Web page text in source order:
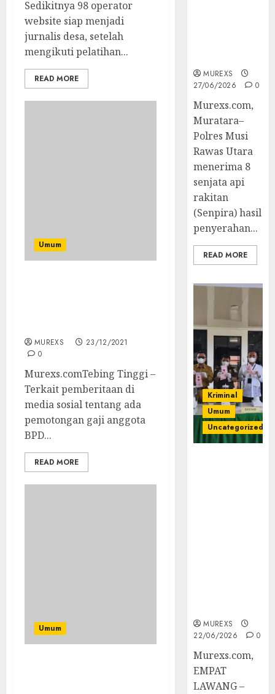
Sedikitnya 98 operator
website siap menjadi
jurnalis desa, setelah
mengikuti pelatihan...
READ MORE
Umum
MUREXS
23/12/2021
0
Murexs.comTebing Tinggi –
Terkait pemberitaan di
media sosial tentang ada
pemotongan gaji anggota
BPD...
READ MORE
Umum
MUREXS
27/06/2026
0
Murexs.com,
Muratara–
Polres Musi
Rawas Utara
menerima 8
senjata api
rakitan
(Senpira) hasil
penyerahan...
READ MORE
Kriminal
Umum
Uncategorized
MUREXS
22/06/2026
0
‎Murexs.com,
EMPAT
LAWANG –